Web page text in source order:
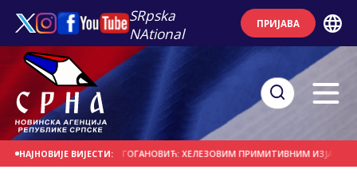
SRpska
NAtional
ПРИЈАВА
НАЈНОВИЈЕ ВИЈЕСТИ:
ГРАДА ГОГАНОВИЋ: ХЕЛЕЗОВИМ ПРИМИТИВНИМ ИЗЈАВАМА